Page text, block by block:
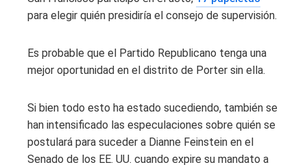
para elegir quién presidiría el consejo de supervisión.
Es probable que el Partido Republicano tenga una
mejor oportunidad en el distrito de Porter sin ella.
Si bien todo esto ha estado sucediendo, también se
han intensificado las especulaciones sobre quién se
postulará para suceder a Dianne Feinstein en el
Senado de los EE. UU. cuando expire su mandato a